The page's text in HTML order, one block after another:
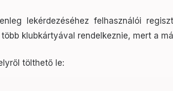
lekérdezéséhez felhasználói
klubkártyával rendelkeznie, mert a
tölthető le: